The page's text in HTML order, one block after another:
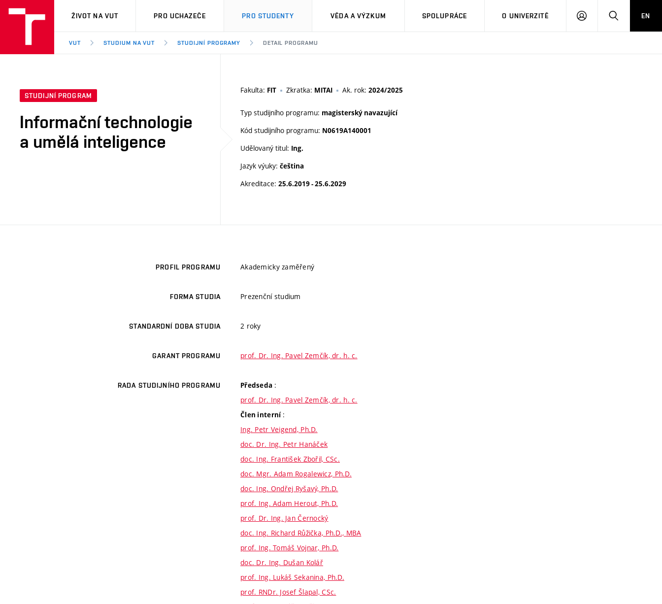
VUT
ŽIVOT NA VUT PRO UCHAZEČE PRO STUDENTY VĚDA A VÝZKUM SPOLUPRÁCE O UNIVERZITĚ
PŘIHLÁSIT HLEDATEN
VUT STUDIUM NA VUT STUDIJNÍ PROGRAMY DETAIL PROGRAMU
STUDIJNÍ PROGRAM
Informační technologie
a umělá inteligence
Fakulta: FIT Zkratka: MITAI Ak. rok: 2024/2025
Typ studijního programu: magisterský navazující
Kód studijního programu: N0619A140001
Udělovaný titul: Ing.
Jazyk výuky: čeština
Akreditace: 25.6.2019 - 25.6.2029
PROFIL PROGRAMU Akademicky zaměřený
FORMA STUDIA Prezenční studium
STANDARDNÍ DOBA STUDIA 2 roky
GARANT PROGRAMU prof. Dr. Ing. Pavel Zemčík, dr. h. c.
RADA STUDIJNÍHO PROGRAMU Předseda :
prof. Dr. Ing. Pavel Zemčík, dr. h. c.
Člen interní :
Ing. Petr Veigend, Ph.D.
doc. Dr. Ing. Petr Hanáček
doc. Ing. František Zbořil, CSc.
doc. Mgr. Adam Rogalewicz, Ph.D.
doc. Ing. Ondřej Ryšavý, Ph.D.
prof. Ing. Adam Herout, Ph.D.
prof. Dr. Ing. Jan Černocký
doc. Ing. Richard Růžička, Ph.D., MBA
prof. Ing. Tomáš Vojnar, Ph.D.
doc. Dr. Ing. Dušan Kolář
prof. Ing. Lukáš Sekanina, Ph.D.
prof. RNDr. Josef Šlapal, CSc.